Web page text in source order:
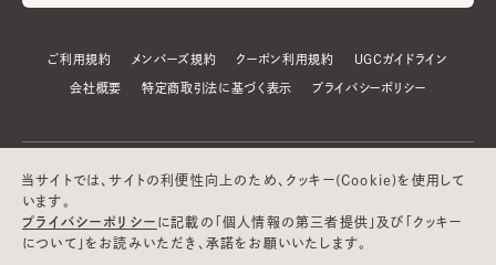
ご利用規約 メンバーズ規約 クーポン利用規約 UGCガイドライン
会社概要 特定商取引法に基づく表示 プライバシーポリシー
当サイトでは、サイトの利便性向上のため、クッキー(Cookie)を使用して
います。
プライバシーポリシー に記載の「個人情報の第三者提供」及び「クッキー
について」をお読みいただき、承諾をお願いいたします。